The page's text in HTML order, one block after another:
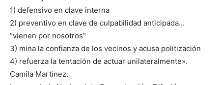
1) defensivo en clave interna
2) preventivo en clave de culpabilidad anticipada…
“vienen por nosotros”
3) mina la confianza de los vecinos y acusa politización
4) refuerza la tentación de actuar unilateralmente».
Camila Martínez.